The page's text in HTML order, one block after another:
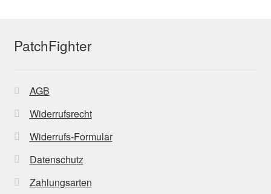
PatchFighter
AGB
Widerrufsrecht
Widerrufs-Formular
Datenschutz
Zahlungsarten